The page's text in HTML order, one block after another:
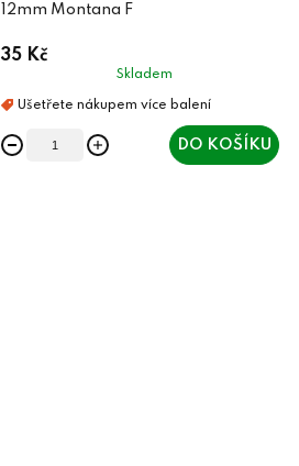
12mm Montana F
35 Kč
Skladem
DO KOŠÍKU